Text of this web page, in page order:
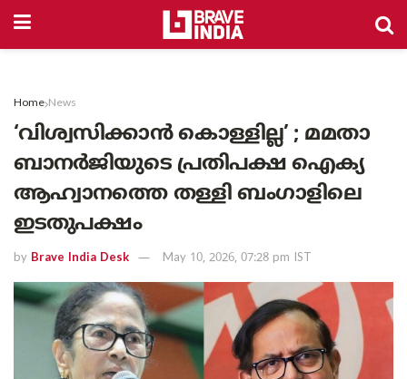
Home News
‘വിശ്വസിക്കാൻ കൊള്ളില്ല’ ; മമതാ
ബാനർജിയുടെ പ്രതിപക്ഷ ഐക്യ
ആഹ്വാനത്തെ തള്ളി ബംഗാളിലെ
ഇടതുപക്ഷം
by Brave India Desk May 10, 2026, 07:28 pm IST